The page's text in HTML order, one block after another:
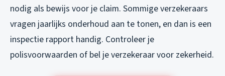
nodig als bewijs voor je claim. Sommige verzekeraars
vragen jaarlijks onderhoud aan te tonen, en dan is een
inspectie rapport handig. Controleer je
polisvoorwaarden of bel je verzekeraar voor zekerheid.